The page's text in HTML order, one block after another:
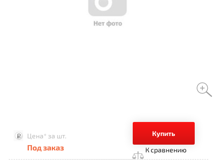
Купить
Цена* за шт.
Под заказ К сравнению